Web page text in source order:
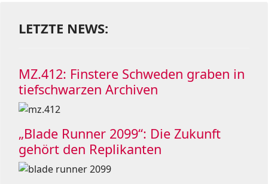
LETZTE NEWS:
MZ.412: Finstere Schweden graben in
tiefschwarzen Archiven
„Blade Runner 2099“: Die Zukunft
gehört den Replikanten